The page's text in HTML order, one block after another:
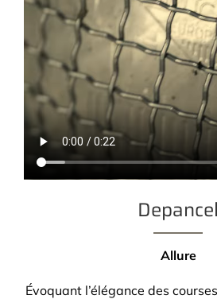
Depancel
Allure
Évoquant l’élégance des